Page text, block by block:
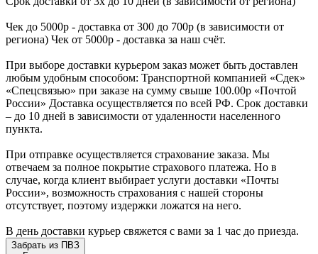
Чек до 5000р - доставка от 300 до 700р (в зависимости от
региона) Чек от 5000р - доставка за наш счёт.
При выборе доставки курьером заказ может быть доставлен
любым удобным способом: Транспортной компанией «Сдек»
«Спецсвязью» при заказе на сумму свыше 100.00р «Почтой
России» Доставка осуществляется по всей РФ. Срок доставки
– до 10 дней в зависимости от удаленности населенного
пункта.
При отправке осуществляется страхование заказа. Мы
отвечаем за полное покрытие страхового платежа. Но в
случае, когда клиент выбирает услуги доставки «Почты
России», возможность страхования с нашей стороны
отсутствует, поэтому издержки ложатся на него.
В день доставки курьер свяжется с вами за 1 час до приезда.
Забрать из ПВЗ